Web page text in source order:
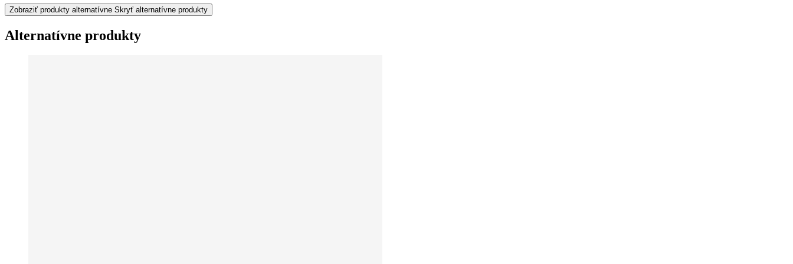
Zobraziť produkty alternatívne Skryť alternatívne produkty
Alternatívne produkty